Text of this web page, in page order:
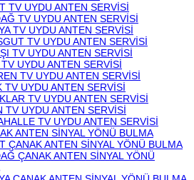
TV UYDU ANTEN SERVİSİ
TV UYDU ANTEN SERVİSİ
TV UYDU ANTEN SERVİSİ
TV UYDU ANTEN SERVİSİ
TV UYDU ANTEN SERVİSİ
UYDU ANTEN SERVİSİ
TV UYDU ANTEN SERVİSİ
TV UYDU ANTEN SERVİSİ
TV UYDU ANTEN SERVİSİ
TV UYDU ANTEN SERVİSİ
TV UYDU ANTEN SERVİSİ
ANTEN SİNYAL YÖNÜ BULMA
ÇANAK ANTEN SİNYAL YÖNÜ BULMA
ÇANAK ANTEN SİNYAL YÖNÜ